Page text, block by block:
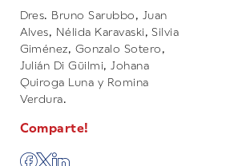
Dres. Bruno Sarubbo, Juan
Alves, Nélida Karavaski, Silvia
Giménez, Gonzalo Sotero,
Julián Di Güilmi, Johana
Quiroga Luna y Romina
Verdura.
Comparte!